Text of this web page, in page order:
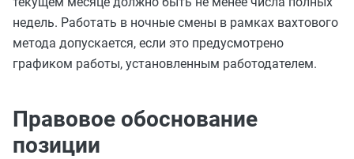
недель. Работать в ночные смены в рамках вахтового
метода допускается, если это предусмотрено
графиком работы, установленным работодателем.
Правовое обоснование
позиции